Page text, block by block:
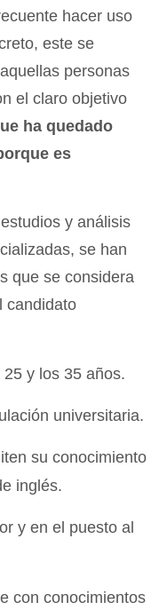
hacer uso
este se
personas
el claro objetivo
ha quedado
es
y análisis
se han
que se considera
candidato
y los 35 años.
universitaria.
su conocimiento
inglés.
y en el puesto al
con conocimientos